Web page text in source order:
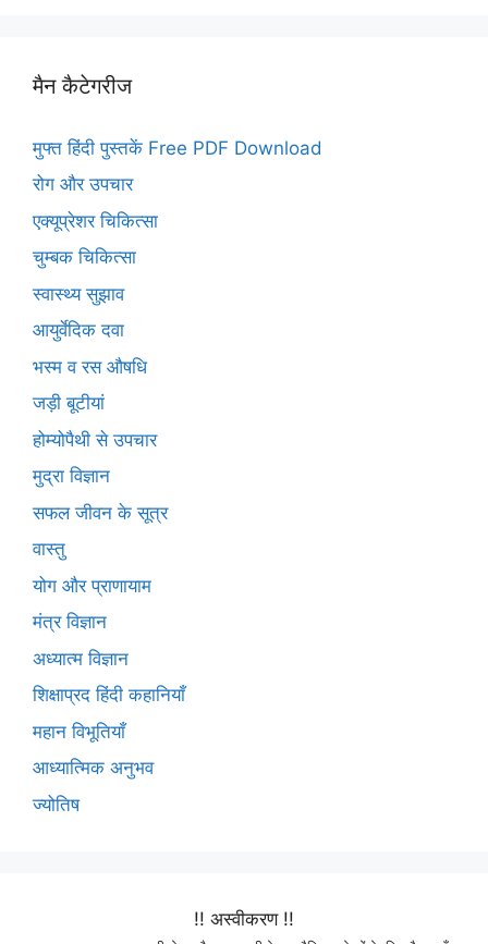
मैन कैटेगरीज
मुफ्त हिंदी पुस्तकें Free PDF Download
रोग और उपचार
एक्यूप्रेशर चिकित्सा
चुम्बक चिकित्सा
स्वास्थ्य सुझाव
आयुर्वेदिक दवा
भस्म व रस औषधि
जड़ी बूटीयां
होम्योपैथी से उपचार
मुद्रा विज्ञान
सफल जीवन के सूत्र
वास्तु
योग और प्राणायाम
मंत्र विज्ञान
अध्यात्म विज्ञान
शिक्षाप्रद हिंदी कहानियाँ
महान विभूतियाँ
आध्यात्मिक अनुभव
ज्योतिष
!! अस्वीकरण !!